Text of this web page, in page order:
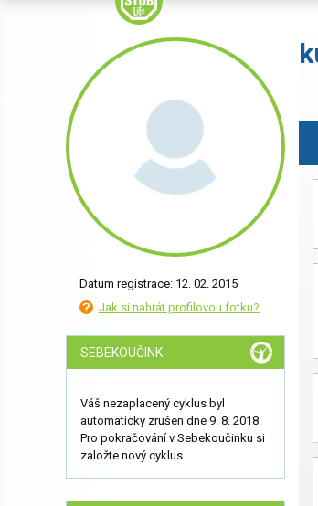
Datum registrace: 12. 02. 2015
Jak si nahrát profilovou fotku?
SEBEKOUČINK
Váš nezaplacený cyklus byl
automaticky zrušen dne 9. 8. 2018.
Pro pokračování v Sebekoučinku si
založte nový cyklus.